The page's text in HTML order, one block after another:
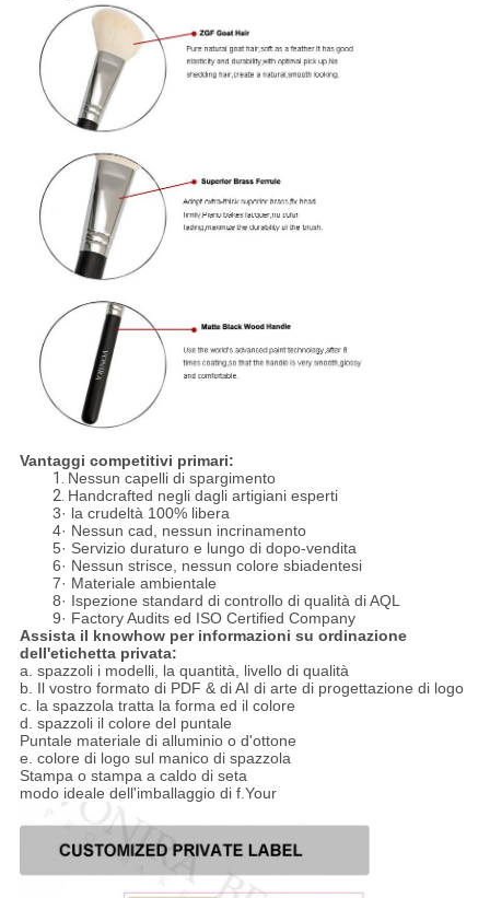
Vantaggi competitivi primari:
1. Nessun capelli di spargimento
2. Handcrafted negli dagli artigiani esperti
3· la crudeltà 100% libera
4· Nessun cad, nessun incrinamento
5· Servizio duraturo e lungo di dopo-vendita
6· Nessun strisce, nessun colore sbiadentesi
7· Materiale ambientale
8· Ispezione standard di controllo di qualità di AQL
9· Factory Audits ed ISO Certified Company
Assista il knowhow per informazioni su ordinazione
dell'etichetta privata:
a. spazzoli i modelli, la quantità, livello di qualità
b. Il vostro formato di PDF & di AI di arte di progettazione di logo
c. la spazzola tratta la forma ed il colore
d. spazzoli il colore del puntale
Puntale materiale di alluminio o d'ottone
e. colore di logo sul manico di spazzola
Stampa o stampa a caldo di seta
modo ideale dell'imballaggio di f.Your